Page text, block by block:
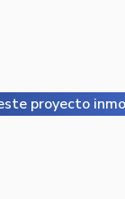
proyecto